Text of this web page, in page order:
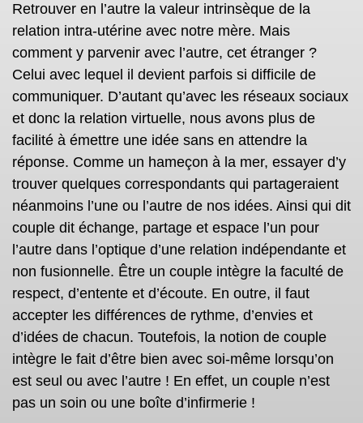
Retrouver en l’autre la valeur intrinsèque de la
relation intra-utérine avec notre mère. Mais
comment y parvenir avec l’autre, cet étranger ?
Celui avec lequel il devient parfois si difficile de
communiquer. D’autant qu’avec les réseaux sociaux
et donc la relation virtuelle, nous avons plus de
facilité à émettre une idée sans en attendre la
réponse. Comme un hameçon à la mer, essayer d’y
trouver quelques correspondants qui partageraient
néanmoins l’une ou l’autre de nos idées. Ainsi qui dit
couple dit échange, partage et espace l’un pour
l’autre dans l’optique d’une relation indépendante et
non fusionnelle. Être un couple intègre la faculté de
respect, d’entente et d’écoute. En outre, il faut
accepter les différences de rythme, d’envies et
d’idées de chacun. Toutefois, la notion de couple
intègre le fait d’être bien avec soi-même lorsqu’on
est seul ou avec l’autre ! En effet, un couple n’est
pas un soin ou une boîte d’infirmerie !